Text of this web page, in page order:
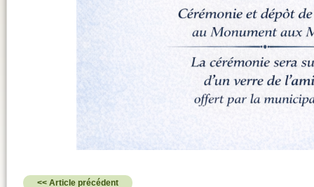
<< Article précédent